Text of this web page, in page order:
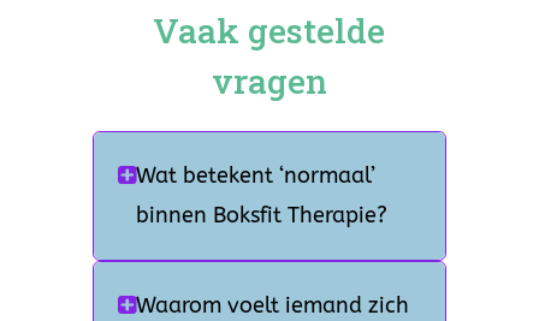
Vaak gestelde
vragen
Wat betekent ‘normaal’
binnen Boksfit Therapie?
Waarom voelt iemand zich